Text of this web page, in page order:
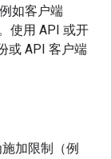
如客户端
使用 API 或开
或 API 客户端
加限制（例